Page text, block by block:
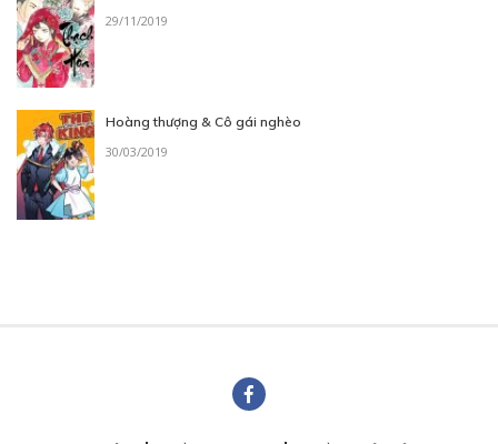
29/11/2019
Hoàng thượng & Cô gái nghèo
30/03/2019